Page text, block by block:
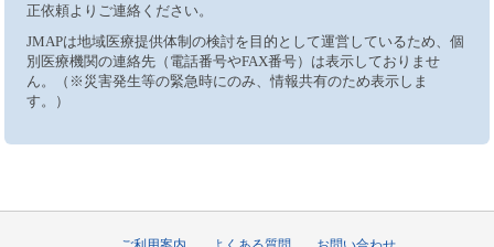
正依頼よりご連絡ください。
JMAPは地域医療提供体制の検討を目的として運営しているため、個
別医療機関の連絡先（電話番号やFAX番号）は表示しておりませ
ん。（※災害発生等の緊急時にのみ、情報共有のため表示しま
す。）